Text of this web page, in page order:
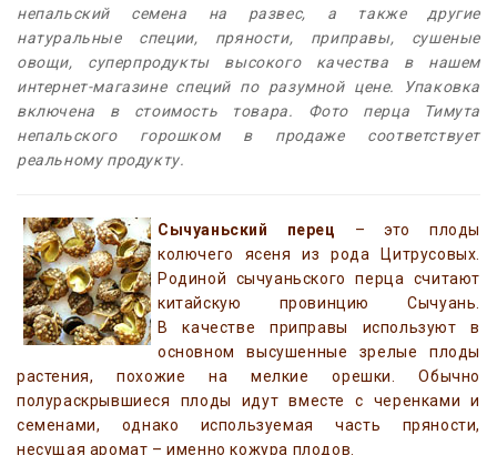
непальский семена на развес, а также другие
натуральные специи, пряности, приправы, сушеные
овощи, суперпродукты высокого качества в нашем
интернет-магазине специй по разумной цене. Упаковка
включена в стоимость товара. Фото перца Тимута
непальского горошком в продаже соответствует
реальному продукту.
Сычуаньский перец – это плоды
колючего ясеня из рода Цитрусовых.
Родиной сычуаньского перца считают
китайскую провинцию Сычуань.
В качестве приправы используют в
основном высушенные зрелые плоды
растения, похожие на мелкие орешки. Обычно
полураскрывшиеся плоды идут вместе с черенками и
семенами, однако используемая часть пряности,
несущая аромат – именно кожура плодов.